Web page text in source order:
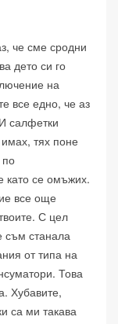
че сме сродни
дето си го
на
все едно, че аз
салфетки
тях поне
по
като се омъжих.
все още
С цел
съм станала
от типа на
Това
Хубавите,
са ми такава